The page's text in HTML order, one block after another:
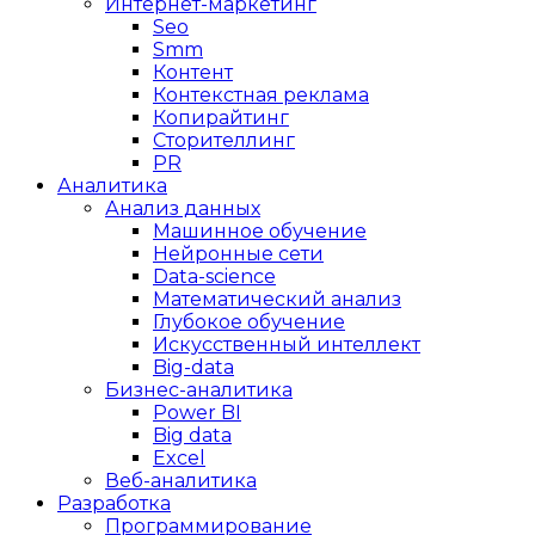
Seo
Smm
Контент
Контекстная реклама
Копирайтинг
Сторителлинг
PR
Аналитика
Анализ данных
Машинное обучение
Нейронные сети
Data-science
Математический анализ
Глубокое обучение
Искусственный интеллект
Big-data
Бизнес-аналитика
Power BI
Big data
Excel
Веб-аналитика
Разработка
Программирование